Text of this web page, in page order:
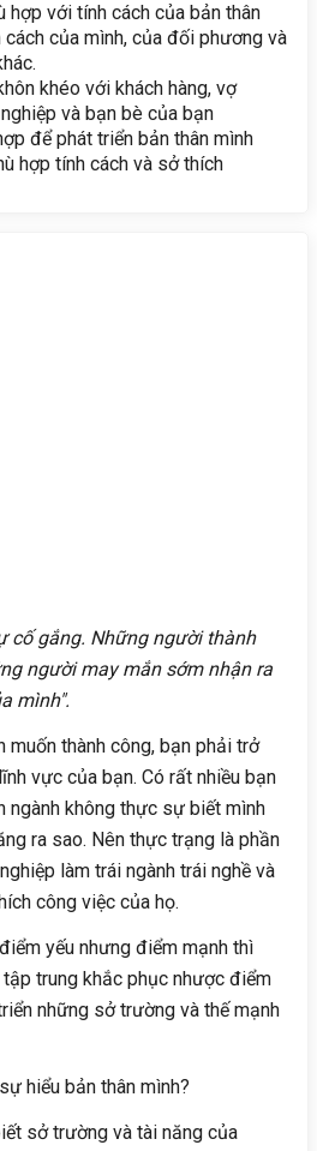
với tính cách của bản thân
của mình, của đối phương và
khéo với khách hàng, vợ
và bạn bè của bạn
để phát triển bản thân mình
hợp tính cách và sở thích
cố gắng. Những người thành
người may mắn sớm nhận ra
mình".
muốn thành công, bạn phải trở
vực của bạn. Có rất nhiều bạn
ngành không thực sự biết mình
ra sao. Nên thực trạng là phần
làm trái ngành trái nghề và
công việc của họ.
yếu nhưng điểm mạnh thì
trung khắc phục nhược điểm
những sở trường và thế mạnh
hiểu bản thân mình?
sở trường và tài năng của